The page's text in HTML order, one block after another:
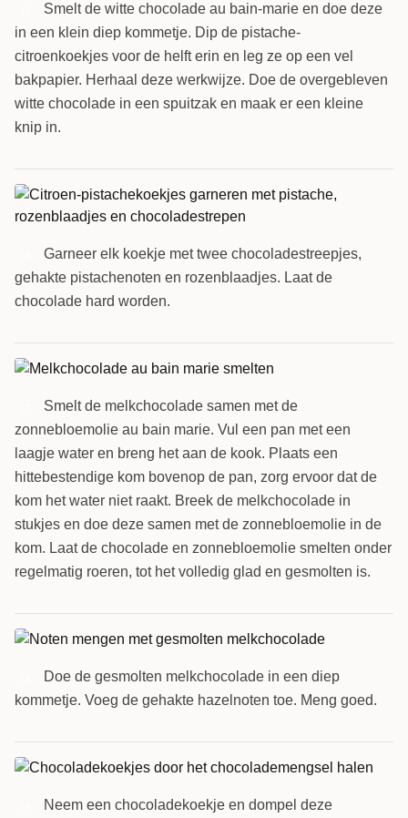
Smelt de witte chocolade au bain-marie en doe deze
in een klein diep kommetje. Dip de pistache-
citroenkoekjes voor de helft erin en leg ze op een vel
bakpapier. Herhaal deze werkwijze. Doe de overgebleven
witte chocolade in een spuitzak en maak er een kleine
knip in.
Garneer elk koekje met twee chocoladestreepjes,
gehakte pistachenoten en rozenblaadjes. Laat de
chocolade hard worden.
Smelt de melkchocolade samen met de
zonnebloemolie au bain marie. Vul een pan met een
laagje water en breng het aan de kook. Plaats een
hittebestendige kom bovenop de pan, zorg ervoor dat de
kom het water niet raakt. Breek de melkchocolade in
stukjes en doe deze samen met de zonnebloemolie in de
kom. Laat de chocolade en zonnebloemolie smelten onder
regelmatig roeren, tot het volledig glad en gesmolten is.
Doe de gesmolten melkchocolade in een diep
kommetje. Voeg de gehakte hazelnoten toe. Meng goed.
Neem een chocoladekoekje en dompel deze